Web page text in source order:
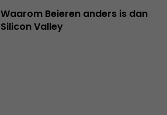
Waarom Beieren anders is dan
Silicon Valley